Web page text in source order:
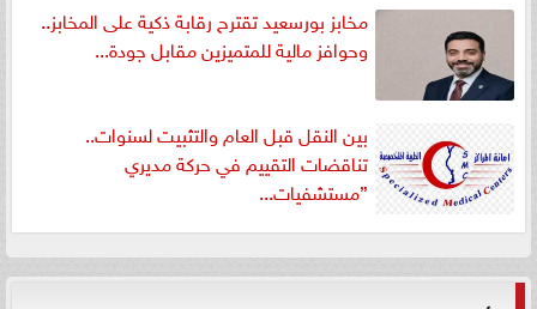
مخابز بورسعيد تقترح رقابة ذكية على المخابز..
وحوافز مالية للمتميزين مقابل جودة...
بين النقل قبل العام والتثبيت لسنوات..
تناقضات التقييم في حركة مديري
”مستشفيات...